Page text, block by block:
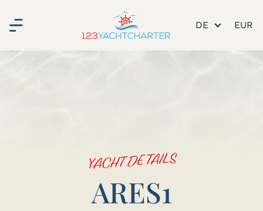
DE
YACHT DETAILS
ARES1